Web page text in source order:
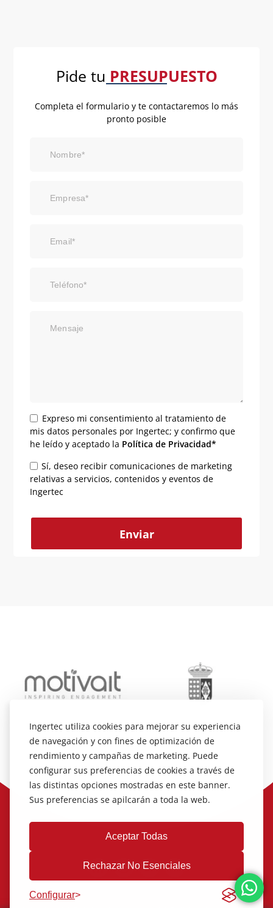
Pide tu PRESUPUESTO
Completa el formulario y te contactaremos lo más
pronto posible
Nombre*
Empresa*
Email*
Teléfono*
Mensaje
Expreso mi consentimiento al tratamiento de
mis datos personales por Ingertec; y confirmo que
he leído y aceptado la Política de Privacidad*
Sí, deseo recibir comunicaciones de marketing
relativas a servicios, contenidos y eventos de
Ingertec
Ingertec utiliza cookies para mejorar su experiencia
de navegación y con fines de optimización de
rendimiento y campañas de marketing. Puede
configurar sus preferencias de cookies a través de
las distintas opciones mostradas en este banner.
Sus preferencias se apilcarán a toda la web.
Aceptar Todas
Rechazar No Esenciales
Configurar